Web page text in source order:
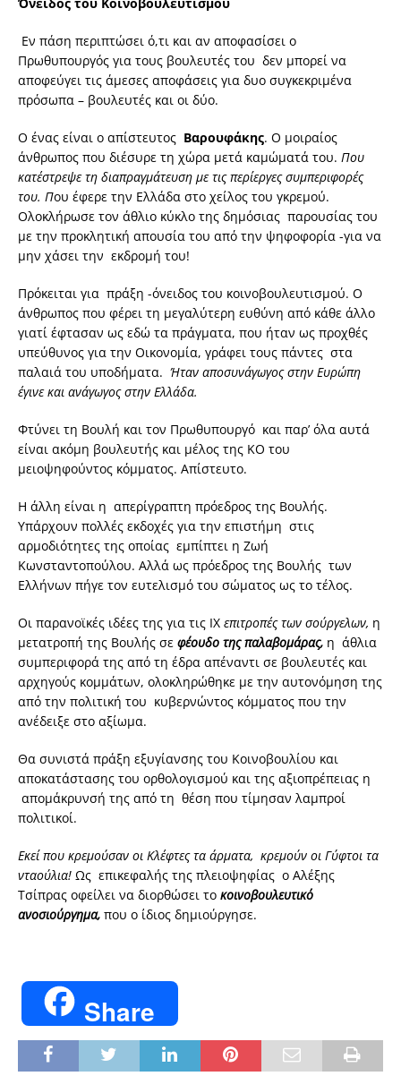
Εν πάση περιπτώσει ό,τι και αν αποφασίσει ο
Πρωθυπουργός για τους βουλευτές του δεν μπορεί να
αποφεύγει τις άμεσες αποφάσεις για δυο συγκεκριμένα
πρόσωπα – βουλευτές και οι δύο.
Ο ένας είναι ο απίστευτος Βαρουφάκης. Ο μοιραίος
άνθρωπος που διέσυρε τη χώρα μετά καμώματά του. Που
κατέστρεψε τη διαπραγμάτευση με τις περίεργες συμπεριφορές
του. Που έφερε την Ελλάδα στο χείλος του γκρεμού.
Ολοκλήρωσε τον άθλιο κύκλο της δημόσιας παρουσίας του
με την προκλητική απουσία του από την ψηφοφορία -για να
μην χάσει την εκδρομή του!
Πρόκειται για πράξη -όνειδος του κοινοβουλευτισμού. Ο
άνθρωπος που φέρει τη μεγαλύτερη ευθύνη από κάθε άλλο
γιατί έφτασαν ως εδώ τα πράγματα, που ήταν ως προχθές
υπεύθυνος για την Οικονομία, γράφει τους πάντες στα
παλαιά του υποδήματα. Ήταν αποσυνάγωγος στην Ευρώπη
έγινε και ανάγωγος στην Ελλάδα.
Φτύνει τη Βουλή και τον Πρωθυπουργό και παρ’ όλα αυτά
είναι ακόμη βουλευτής και μέλος της ΚΟ του
μειοψηφούντος κόμματος. Απίστευτο.
Η άλλη είναι η απερίγραπτη πρόεδρος της Βουλής.
Υπάρχουν πολλές εκδοχές για την επιστήμη στις
αρμοδιότητες της οποίας εμπίπτει η Ζωή
Κωνσταντοπούλου. Αλλά ως πρόεδρος της Βουλής των
Ελλήνων πήγε τον ευτελισμό του σώματος ως το τέλος.
Οι παρανοϊκές ιδέες της για τις ΙΧ επιτροπές των σούργελων, η
μετατροπή της Βουλής σε φέουδο της παλαβομάρας, η άθλια
συμπεριφορά της από τη έδρα απέναντι σε βουλευτές και
αρχηγούς κομμάτων, ολοκληρώθηκε με την αυτονόμηση της
από την πολιτική του κυβερνώντος κόμματος που την
ανέδειξε στο αξίωμα.
Θα συνιστά πράξη εξυγίανσης του Κοινοβουλίου και
αποκατάστασης του ορθολογισμού και της αξιοπρέπειας η
απομάκρυνσή της από τη θέση που τίμησαν λαμπροί
πολιτικοί.
Εκεί που κρεμούσαν οι Κλέφτες τα άρματα, κρεμούν οι Γύφτοι τα
νταούλια! Ως επικεφαλής της πλειοψηφίας ο Αλέξης
Τσίπρας οφείλει να διορθώσει το κοινοβουλευτικό
ανοσιούργημα, που ο ίδιος δημιούργησε.
Share